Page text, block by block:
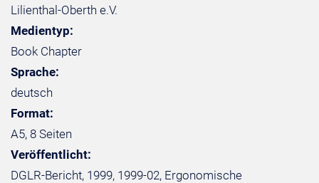
Lilienthal-Oberth e.V.
Medientyp:
Book Chapter
Sprache:
deutsch
Format:
A5, 8 Seiten
Veröffentlicht:
DGLR-Bericht, 1999, 1999-02, Ergonomische